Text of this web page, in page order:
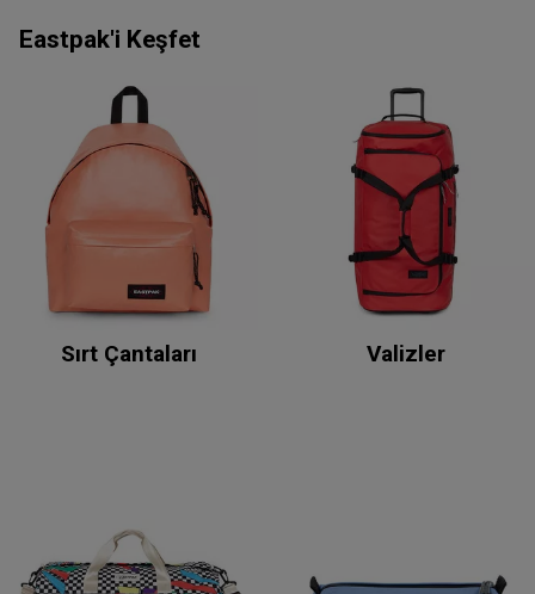
Eastpak'i Keşfet
Sırt Çantaları Valizler